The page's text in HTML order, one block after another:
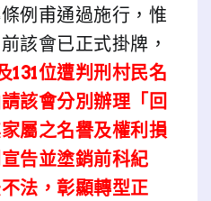
例甫通過施行，惟
該會已正式掛牌，
131位遭判刑村民名
該會分別辦理「回
屬之名譽及權利損
告並塗銷前科紀
法，彰顯轉型正